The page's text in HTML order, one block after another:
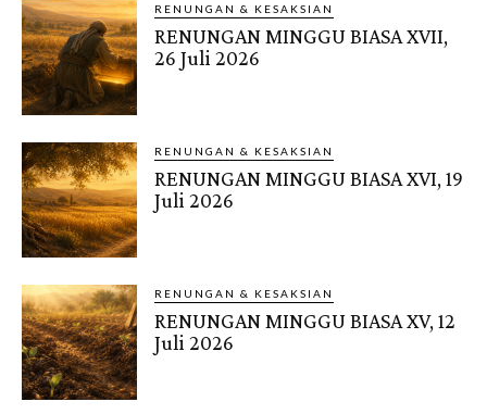
RENUNGAN & KESAKSIAN
RENUNGAN MINGGU BIASA XVII,
26 Juli 2026
RENUNGAN & KESAKSIAN
RENUNGAN MINGGU BIASA XVI, 19
Juli 2026
RENUNGAN & KESAKSIAN
RENUNGAN MINGGU BIASA XV, 12
Juli 2026